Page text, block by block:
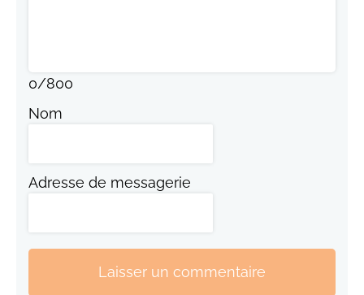
0/800
Nom
Adresse de messagerie
Laisser un commentaire